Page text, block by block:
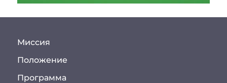
Миссия
Положение
Программа